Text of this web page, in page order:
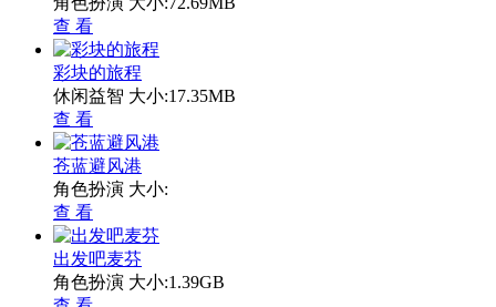
查 看
彩块的旅程
休闲益智 大小:17.35MB
查 看
苍蓝避风港
角色扮演 大小:
查 看
出发吧麦芬
角色扮演 大小:1.39GB